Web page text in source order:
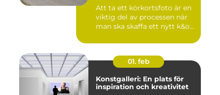
Att ta ett körkortsfoto är en
viktig del av processen när
man ska skaffa ett nytt k&o...
01. feb
Konstgalleri: En plats för
inspiration och kreativitet